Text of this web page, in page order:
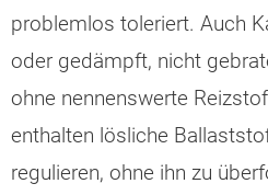
problemlos toleriert. Auch
oder gedämpft, nicht
ohne nennenswerte
enthalten lösliche
regulieren, ohne ihn zu